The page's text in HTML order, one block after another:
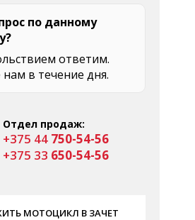
по данному
ответим.
в течение дня.
Отдел продаж:
+375 44 750-54-56
+375 33 650-54-56
МОТОЦИКЛ В ЗАЧЕТ